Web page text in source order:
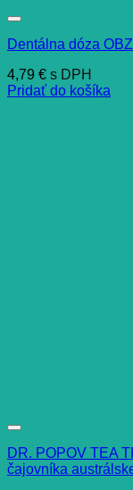
Dentálna dóza
4,79 € s DPH
Pridať do košíka
DR. POPOV TEA
čajovníka